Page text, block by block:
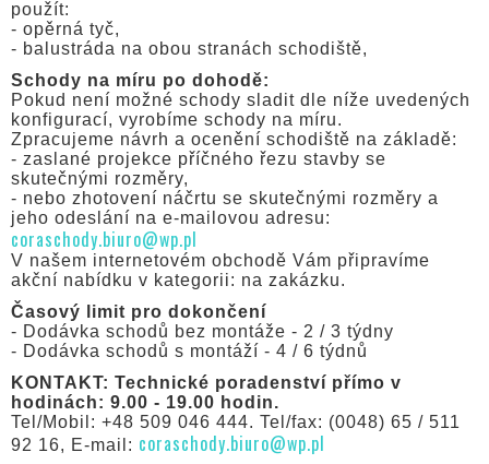
použít:
- opěrná tyč,
- balustráda na obou stranách schodiště,
Schody na míru po dohodě:
Pokud není možné schody sladit dle níže uvedených
konfigurací, vyrobíme schody na míru.
Zpracujeme návrh a ocenění schodiště na základě:
- zaslané projekce příčného řezu stavby se
skutečnými rozměry,
- nebo zhotovení náčrtu se skutečnými rozměry a
jeho odeslání na e-mailovou adresu:
coraschody.biuro@wp.pl
V našem internetovém obchodě Vám připravíme
akční nabídku v kategorii: na zakázku.
Časový limit pro dokončení
- Dodávka schodů bez montáže - 2 / 3 týdny
- Dodávka schodů s montáží - 4 / 6 týdnů
KONTAKT: Technické poradenství přímo v
hodinách: 9.00 - 19.00 hodin.
Tel/Mobil: +48 509 046 444. Tel/fax: (0048) 65 / 511
92 16, E-mail: coraschody.biuro@wp.pl